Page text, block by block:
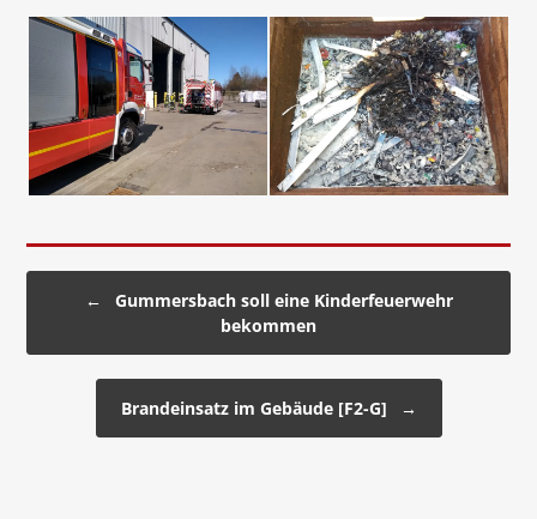
←
Gummersbach soll eine Kinderfeuerwehr
bekommen
Brandeinsatz im Gebäude [F2-G] →